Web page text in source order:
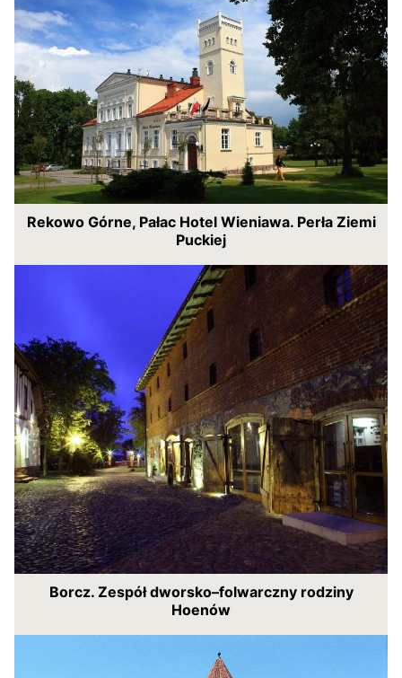
Rekowo Górne, Pałac Hotel Wieniawa. Perła Ziemi
Puckiej
Borcz. Zespół dworsko–folwarczny rodziny
Hoenów